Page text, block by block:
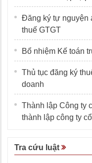
Đăng ký tự nguyện
thuế GTGT
Bổ nhiệm Kế toán
Thủ tục đăng ký
doanh
Thành lập Công ty
thành lập công ty
Tra cứu luật